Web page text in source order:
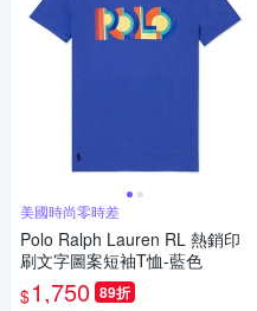
美國時尚零時差
Polo Ralph Lauren RL 熱銷印
刷文字圖案短袖T恤-藍色
$1,750 89折